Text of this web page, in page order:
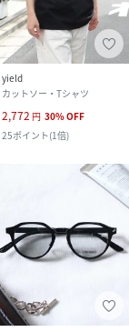
yield
カットソー・Tシャツ
2,772 円 30%OFF
25ポイント(1倍)